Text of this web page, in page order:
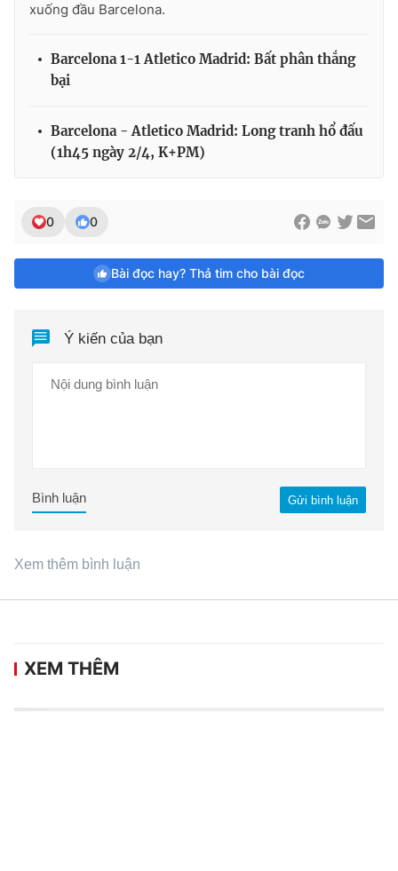
xuống đầu Barcelona.
Barcelona 1-1 Atletico Madrid: Bất phân thắng
bại
Barcelona - Atletico Madrid: Long tranh hổ đấu
(1h45 ngày 2/4, K+PM)
0 0
Bài đọc hay? Thả tim cho bài đọc
Ý kiến của bạn
Gửi bình luận
Bình luận
Xem thêm bình luận
XEM THÊM